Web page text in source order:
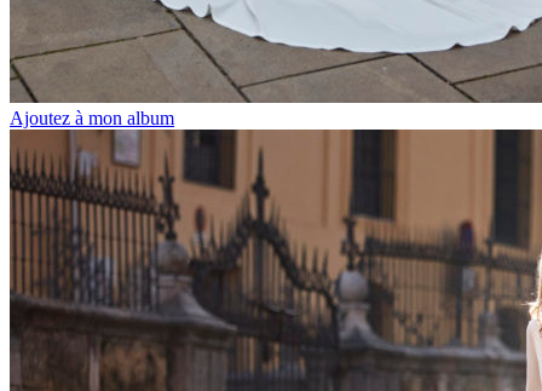
Ajoutez à mon album